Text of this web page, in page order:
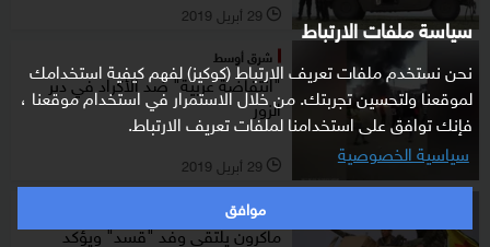
سياسة ملفات الارتباط
نحن نستخدم ملفات تعريف الارتباط (كوكيز) لفهم كيفية استخدامك
لموقعنا ولتحسين تجربتك. من خلال الاستمرار في استخدام موقعنا ،
فإنك توافق على استخدامنا لملفات تعريف الارتباط.
سياسية الخصوصية
موافق
l 29 أبريل 2019
شرق أوسط
"انتفاضة عربية" ضد الأكراد في دير
الزور
l 29 أبريل 2019
شرق أوسط
ماكرون يلتقي وفد "قسد" ويؤكد